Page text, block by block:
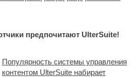
предпочитают UlterSuite!
Популярность системы управления
контентом UlterSuite набирает